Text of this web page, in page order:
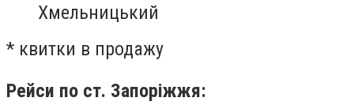
Хмельницький
* квитки в продажу
Рейси по ст. Запоріжжя: